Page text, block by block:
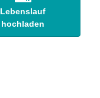
Lebenslauf
hochladen